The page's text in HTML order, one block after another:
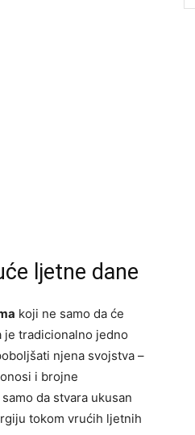
ljetne dane
koji ne samo da će
je tradicionalno jedno
njena svojstva –
i brojne
da stvara ukusan
tokom vrućih ljetnih